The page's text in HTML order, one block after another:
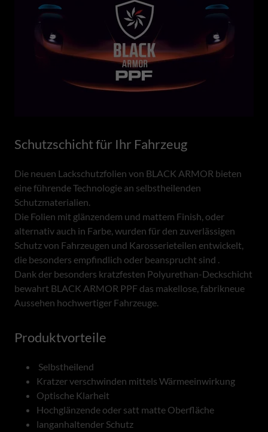
Schutzschicht für Ihr Fahrzeug
Die neuen Lackschutzfolien von BLACK ARMOR bieten
eine führende Technologie an selbstheilenden
Schutzmaterialien.
Die Folien mit glänzendem und mattem Finish, oder
alternativ auch in Farbe, wurden für den zuverlässigen
Schutz von Fahrzeugen und Karosserieteilen entwickelt,
die besonders empfindlich oder beansprucht sind .
Dank der besonders kratzfesten Polyurethan-Deckschicht
bewahrt BLACK ARMOR PPF das makellose, fabrikneue
Aussehen hochwertiger Fahrzeuge.
Produktvorteile
Selbstheilend
Kratzer verschwinden mittels Wärmeeinwirkung
Optische Klarheit
Hochglänzende oder satt matte Oberfläche
langanhaltender Schutz